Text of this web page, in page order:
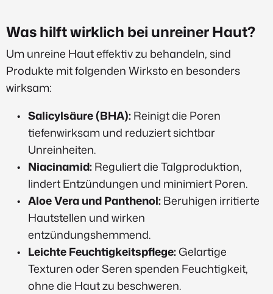
Was hilft wirklich bei unreiner Haut?
Um unreine Haut effektiv zu behandeln, sind
Produkte mit folgenden Wirksto en besonders
wirksam:
Salicylsäure (BHA):Reinigt die Poren
tiefenwirksam und reduziert sichtbar
Unreinheiten.
Niacinamid:Reguliert die Talgproduktion,
lindert Entzündungen und minimiert Poren.
Aloe Vera und Panthenol:Beruhigen irritierte
Hautstellen und wirken
entzündungshemmend.
Leichte Feuchtigkeitspflege:Gelartige
Texturen oder Seren spenden Feuchtigkeit,
ohne die Haut zu beschweren.